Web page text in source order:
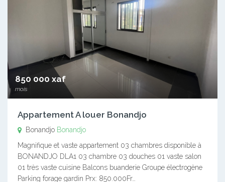
850 000 xaf
mois
Appartement A louer Bonandjo
Bonandjo Bonandjo
Magnifique et vaste appartement 03 chambres disponible à
BONANDJO DLA1 03 chambre 03 douches 01 vaste salon
01 très vaste cuisine Balcons buanderie Groupe électrogène
Parking forage gardin Prx: 850.000Fr…